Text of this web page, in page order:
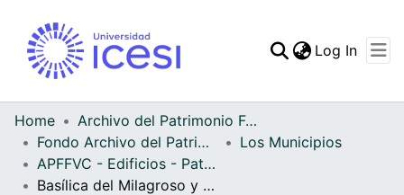
Statistics
Log In
Home
Archivo del Patrimonio Fotográfico y Fílmico del Valle del Cauca
Fondo Archivo del Patrimonio Fotográfico y Fílmico del Valle del Cauca
Los Municipios
APFFVC - Edificios - Patrimonial
Basílica del Milagroso y la Ermita vieja